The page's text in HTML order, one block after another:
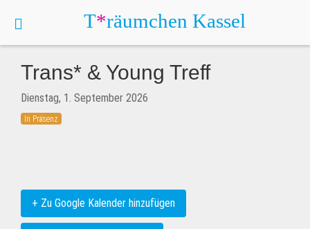
Trans* & Young Treff
Dienstag, 1. September 2026
In Präsenz
+ Zu Google Kalender hinzufügen
T*räumchen Kassel